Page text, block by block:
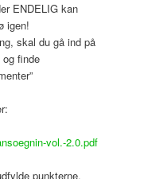
ENDELIG kan
igen!
skal du gå ind på
finde
vol.-2.0.pdf
punkterne.